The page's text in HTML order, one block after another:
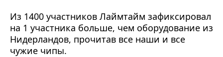
Из 1400 участников Лаймтайм зафиксировал
на 1 участника больше, чем оборудование из
Нидерландов, прочитав все наши и все
чужие чипы.